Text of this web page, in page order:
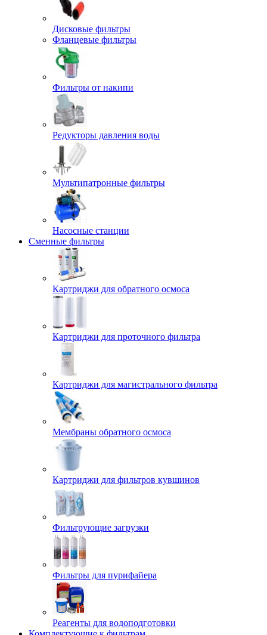
Дисковые фильтры
Фланцевые фильтры
Фильтры от накипи
Редукторы давления воды
Мультипатронные фильтры
Насосные станции
Сменные фильтры
Картриджи для обратного осмоса
Картриджи для проточного фильтра
Картриджи для магистрального фильтра
Мембраны обратного осмоса
Картриджи для фильтров кувшинов
Фильтрующие загрузки
Фильтры для пурифайера
Реагенты для водоподготовки